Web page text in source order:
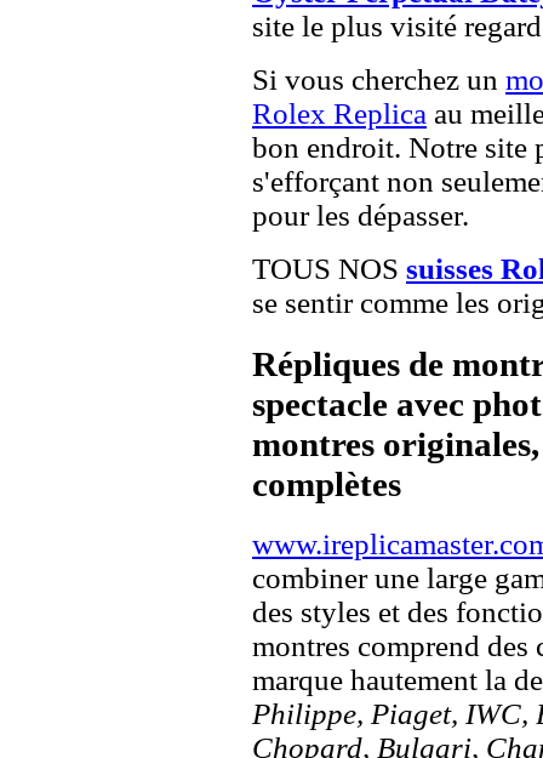
site le plus visité
Si vous cherchez un
Rolex Replica au
bon endroit. Notre site
s'efforçant non
pour les dépasser.
TOUS NOS suisses
se sentir comme les
Répliques de
spectacle avec
montres
complètes
combiner une large
des styles et des
montres comprend des
marque hautement la
Philippe, Piaget, IWC,
Chopard, Bulgari,